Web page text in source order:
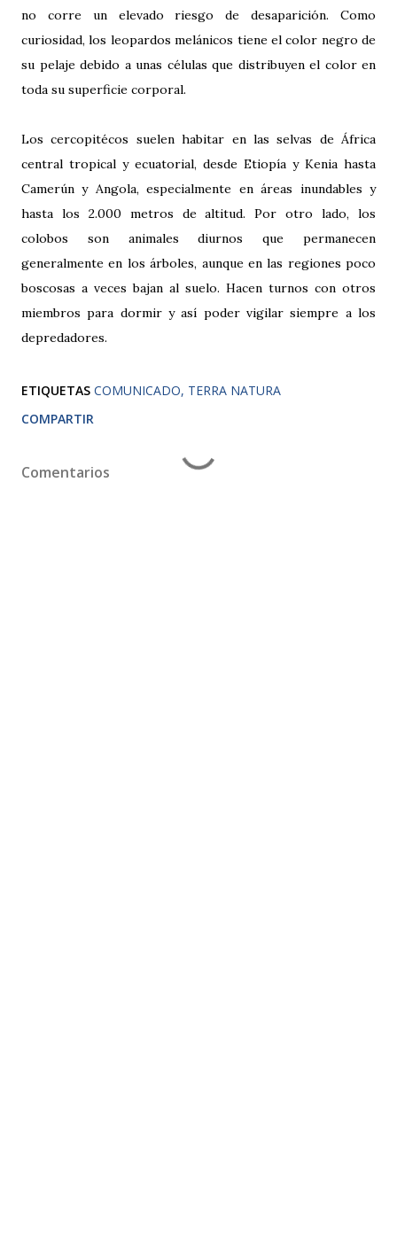
no corre un elevado riesgo de desaparición. Como
curiosidad, los leopardos melánicos tiene el color negro de
su pelaje debido a unas células que distribuyen el color en
toda su superficie corporal.
Los cercopitécos suelen habitar en las selvas de África
central tropical y ecuatorial, desde Etiopía y Kenia hasta
Camerún y Angola, especialmente en áreas inundables y
hasta los 2.000 metros de altitud. Por otro lado, los
colobos son animales diurnos que permanecen
generalmente en los árboles, aunque en las regiones poco
boscosas a veces bajan al suelo. Hacen turnos con otros
miembros para dormir y así poder vigilar siempre a los
depredadores.
ETIQUETAS COMUNICADO TERRA NATURA
COMPARTIR
Comentarios